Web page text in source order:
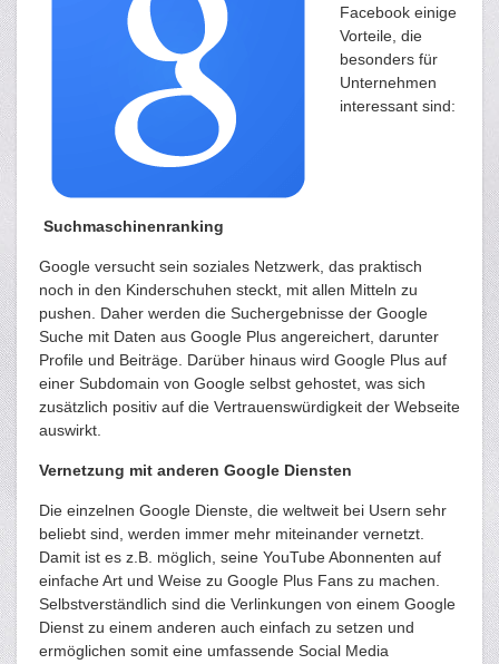
Facebook einige
Vorteile, die
besonders für
Unternehmen
interessant sind:
Suchmaschinenranking
Google versucht sein soziales Netzwerk, das praktisch
noch in den Kinderschuhen steckt, mit allen Mitteln zu
pushen. Daher werden die Suchergebnisse der Google
Suche mit Daten aus Google Plus angereichert, darunter
Profile und Beiträge. Darüber hinaus wird Google Plus auf
einer Subdomain von Google selbst gehostet, was sich
zusätzlich positiv auf die Vertrauenswürdigkeit der Webseite
auswirkt.
Vernetzung mit anderen Google Diensten
Die einzelnen Google Dienste, die weltweit bei Usern sehr
beliebt sind, werden immer mehr miteinander vernetzt.
Damit ist es z.B. möglich, seine YouTube Abonnenten auf
einfache Art und Weise zu Google Plus Fans zu machen.
Selbstverständlich sind die Verlinkungen von einem Google
Dienst zu einem anderen auch einfach zu setzen und
ermöglichen somit eine umfassende Social Media